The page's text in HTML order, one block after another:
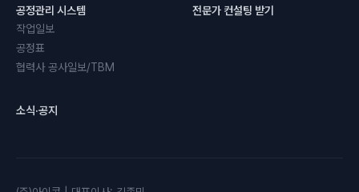
공정관리 시스템
작업일보
공정표
협력사 공사일보/TBM
전문가 컨설팅 받기
소식·공지